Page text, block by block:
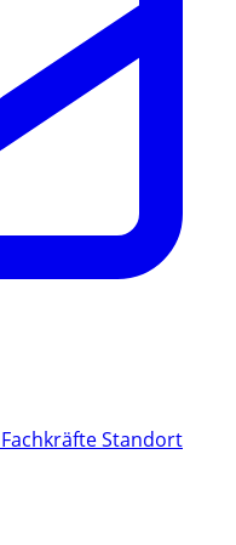
FachkräfteStandort